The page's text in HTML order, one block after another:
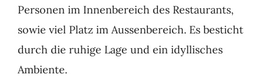
Personen im Innenbereich des Restaurants,
sowie viel Platz im Aussenbereich. Es besticht
durch die ruhige Lage und ein idyllisches
Ambiente.